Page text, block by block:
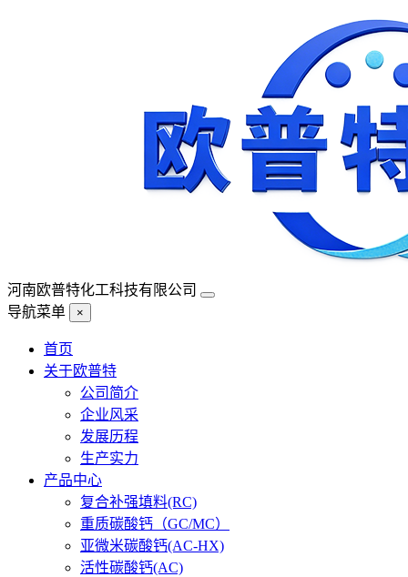
河南欧普特化工科技有限公司
导航菜单
×
首页
关于欧普特
公司简介
企业风采
发展历程
生产实力
产品中心
复合补强填料(RC)
重质碳酸钙（GC/MC）
亚微米碳酸钙(AC-HX)
活性碳酸钙(AC)